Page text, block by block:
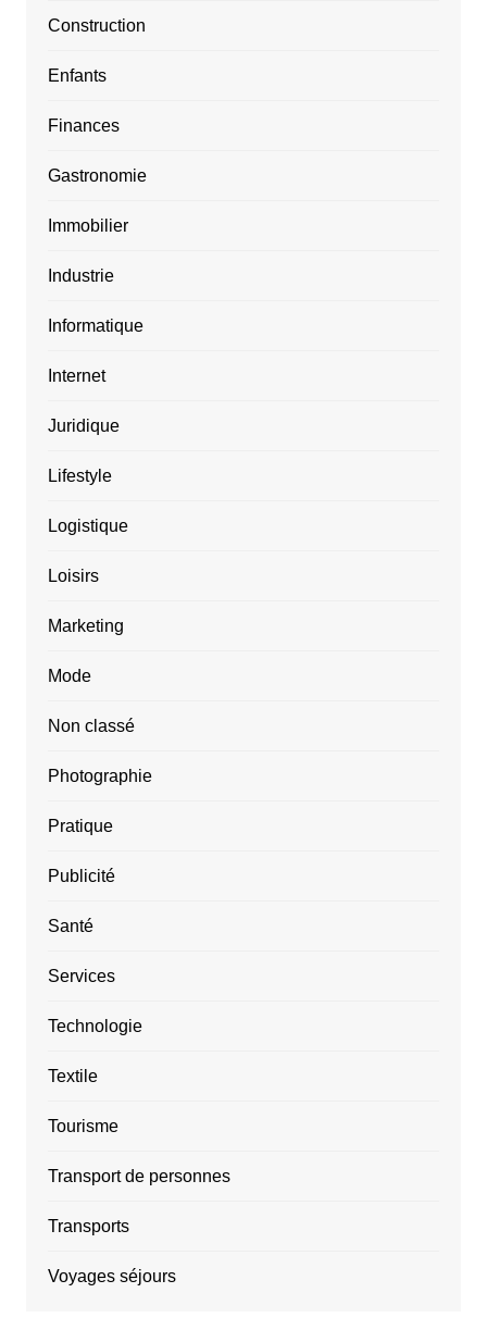
Construction
Enfants
Finances
Gastronomie
Immobilier
Industrie
Informatique
Internet
Juridique
Lifestyle
Logistique
Loisirs
Marketing
Mode
Non classé
Photographie
Pratique
Publicité
Santé
Services
Technologie
Textile
Tourisme
Transport de personnes
Transports
Voyages séjours